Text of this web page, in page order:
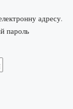
адресу.
пароль